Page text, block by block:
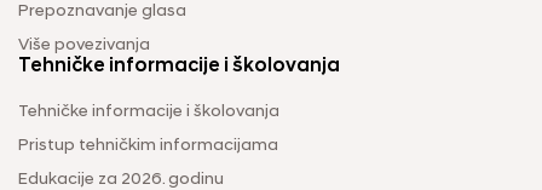
Prepoznavanje glasa
Više povezivanja
Tehničke informacije i školovanja
Tehničke informacije i školovanja
Pristup tehničkim informacijama
Edukacije za 2026. godinu